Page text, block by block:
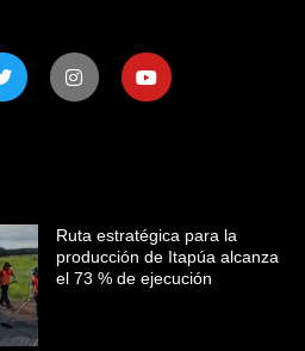
Ruta estratégica para la
producción de Itapúa alcanza
el 73 % de ejecución